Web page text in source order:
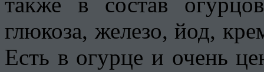
глюкоза, железо, йод,
Есть в огурце и очень